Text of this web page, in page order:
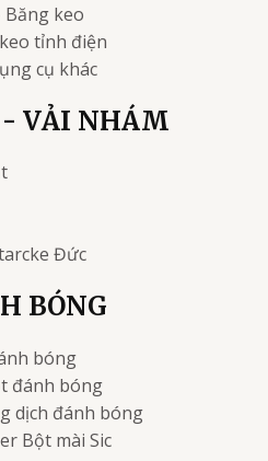
Băng keo
tỉnh điện
cụ khác
VẢI NHÁM
Đức
BÓNG
bóng
đánh bóng
dịch đánh bóng
Bột mài Sic